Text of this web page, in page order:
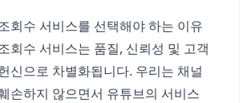
회수 서비스를 선택해야 하는 이유
회수 서비스는 품질, 신뢰성 및 고객
신으로 차별화됩니다. 우리는 채널
손하지 않으면서 유튜브의 서비스